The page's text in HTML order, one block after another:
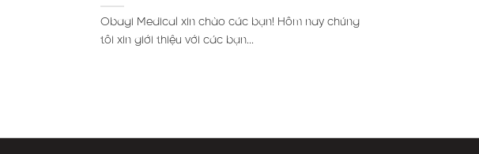
Obagi Medical xin chào các bạn! Hôm nay chúng
tôi xin giới thiệu với các bạn...